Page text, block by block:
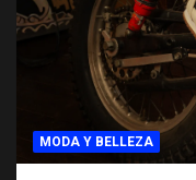
MODA Y BELLEZA